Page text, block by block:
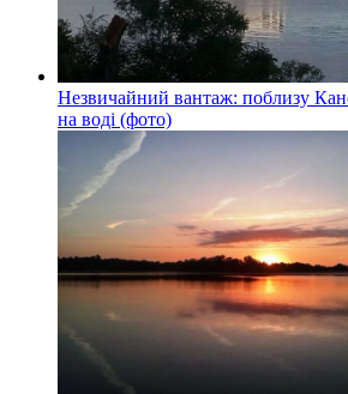
Незвичайний вантаж: поблизу
на воді (фото)